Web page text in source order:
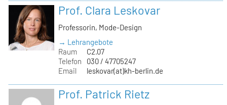
Prof. Clara Leskovar
Professorin, Mode-Design
→ Lehrangebote
Raum
C2.07
Telefon
030 / 47705247
Email
leskovar(at)kh-berlin.de
Prof. Patrick Rietz